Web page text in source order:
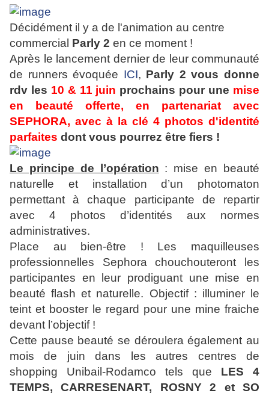
Décidément il y a de l'animation au centre
commercial Parly 2 en ce moment !
Après le lancement dernier de leur communauté
de runners évoquée ICI, Parly 2 vous donne
rdv les 10 & 11 juin prochains pour une mise
en beauté offerte, en partenariat avec
SEPHORA, avec à la clé 4 photos d'identité
parfaites dont vous pourrez être fiers !
Le principe de l’opération : mise en beauté
naturelle et installation d’un photomaton
permettant à chaque participante de repartir
avec 4 photos d’identités aux normes
administratives.
Place au bien-être ! Les maquilleuses
professionnelles Sephora chouchouteront les
participantes en leur prodiguant une mise en
beauté flash et naturelle. Objectif : illuminer le
teint et booster le regard pour une mine fraiche
devant l’objectif !
Cette pause beauté se déroulera également au
mois de juin dans les autres centres de
shopping Unibail-Rodamco tels que LES 4
TEMPS, CARRESENART, ROSNY 2 et SO